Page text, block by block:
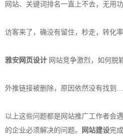
网站、关键词排名一直上不去，无用
访客来了，确没有留住，秒走，转化
雅安 网页设计 网站竞争激烈，如何脱
外推链接被删除，原因依然没有找
以上这些问题都是网站推广工作者会
的企业必须解决的问题。
网站建设完